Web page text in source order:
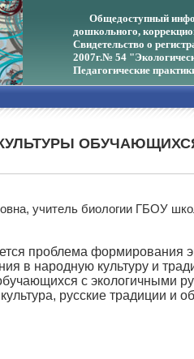
Общедоступный
дошкольного,
Свидетельство о
2007г.№ 54
Педагогические
учитель биологии ГБОУ
проблема формирования
в народную культуру и
с экологичными
русские традиции и